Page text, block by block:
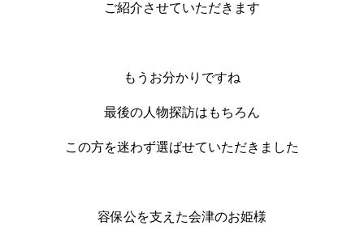
ご紹介させていただきます
もうお分かりですね
最後の人物探訪はもちろん
この方を迷わず選ばせていただきました
容保公を支えた会津のお姫様